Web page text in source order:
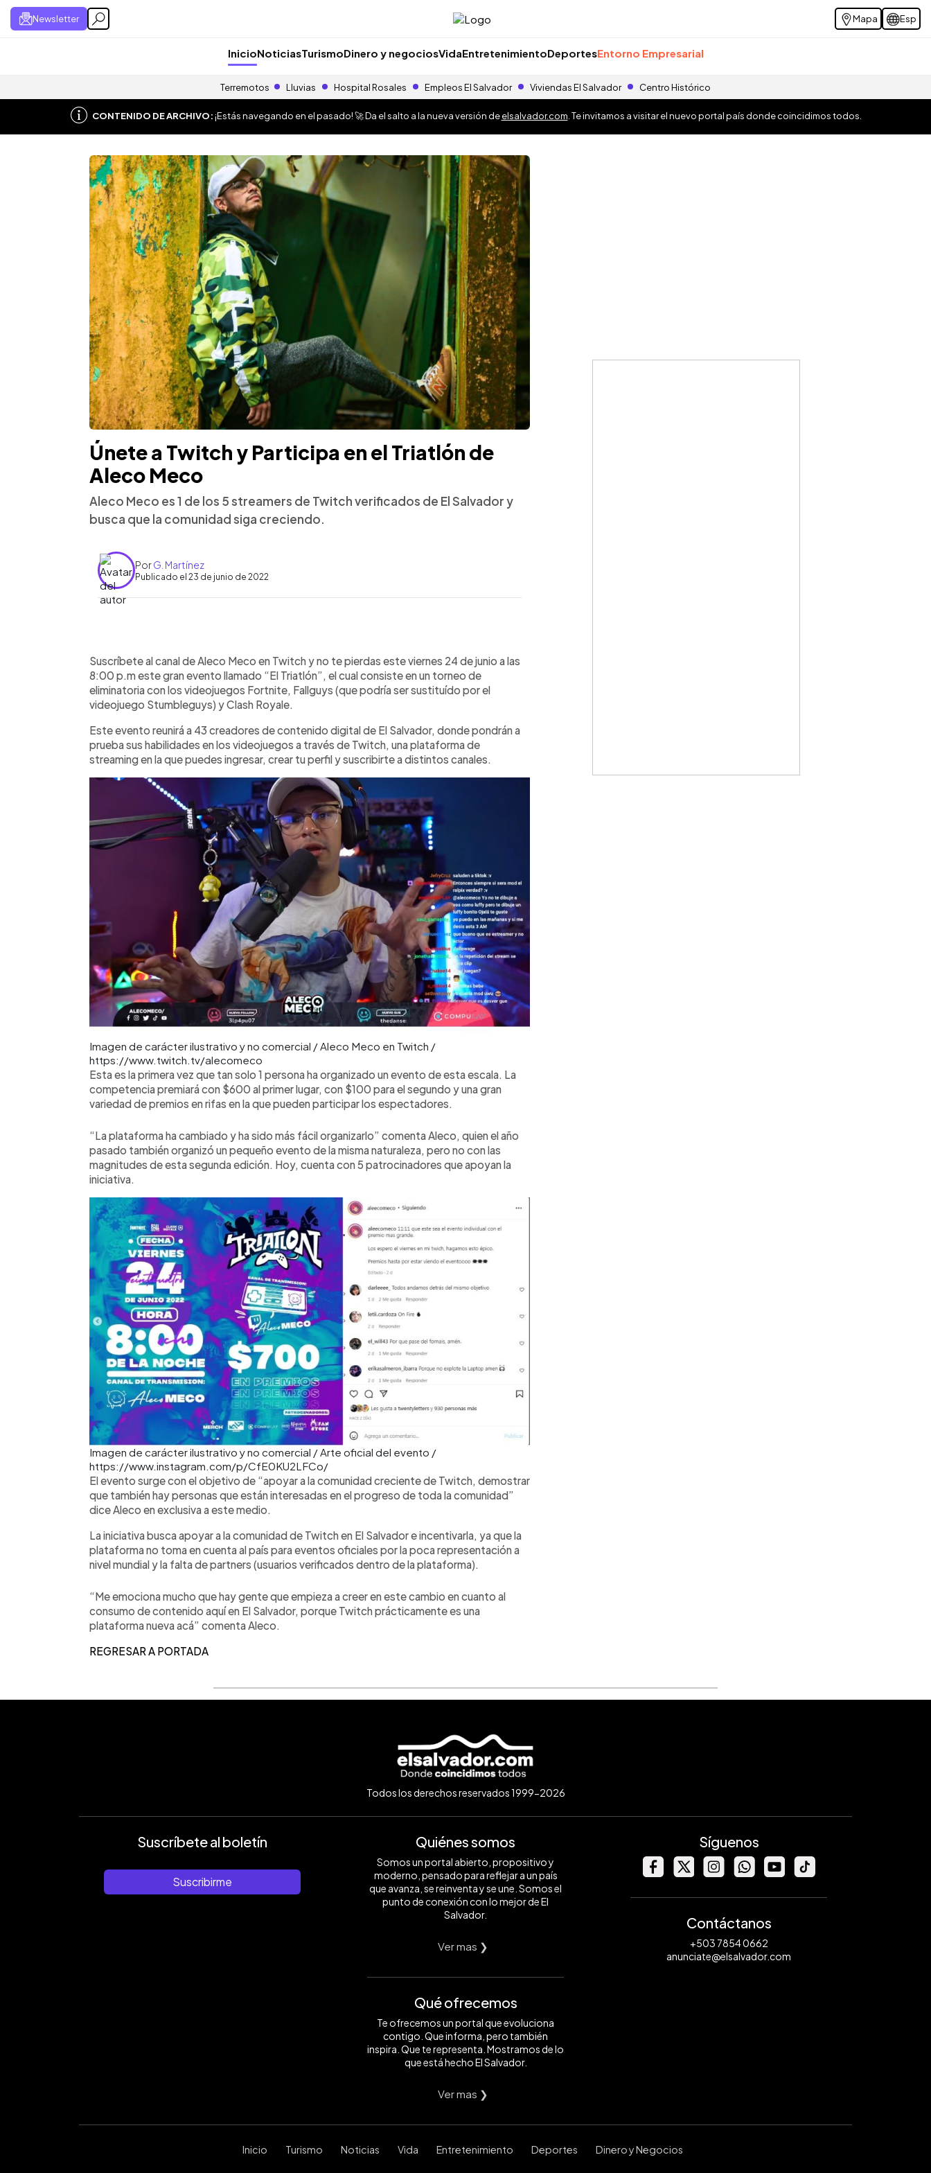
Newsletter Mapa Esp
InicioNoticiasTurismoDinero y negociosVidaEntretenimientoDeportesEntorno Empresarial
Terremotos Lluvias Hospital Rosales Empleos El Salvador Viviendas El Salvador Centro Histórico
CONTENIDO DE ARCHIVO:¡Estás navegando en el pasado! 🚀 Da el salto a la nueva versión deelsalvador.com . Te invitamos a visitar el nuevo portal país donde coincidimos todos.
Únete a Twitch y Participa en el Triatlón de
Aleco Meco
Aleco Meco es 1 de los 5 streamers de Twitch verificados de El Salvador y
busca que la comunidad siga creciendo.
PorG. Martínez
Publicado el 23 de junio de 2022
► Escuchar artículo
Suscríbete al canal de Aleco Meco en Twitch y no te pierdas este viernes 24 de junio a las
8:00 p.m este gran evento llamado “El Triatlón”, el cual consiste en un torneo de
eliminatoria con los videojuegos Fortnite, Fallguys (que podría ser sustituído por el
videojuego Stumbleguys) y Clash Royale.
Este evento reunirá a 43 creadores de contenido digital de El Salvador, donde pondrán a
prueba sus habilidades en los videojuegos a través de Twitch, una plataforma de
streaming en la que puedes ingresar, crear tu perfil y suscribirte a distintos canales.
Imagen de carácter ilustrativo y no comercial / Aleco Meco en Twitch /
https://www.twitch.tv/alecomeco
Esta es la primera vez que tan solo 1 persona ha organizado un evento de esta escala. La
competencia premiará con $600 al primer lugar, con $100 para el segundo y una gran
variedad de premios en rifas en la que pueden participar los espectadores.
“La plataforma ha cambiado y ha sido más fácil organizarlo” comenta Aleco, quien el año
pasado también organizó un pequeño evento de la misma naturaleza, pero no con las
magnitudes de esta segunda edición. Hoy, cuenta con 5 patrocinadores que apoyan la
iniciativa.
Imagen de carácter ilustrativo y no comercial / Arte oficial del evento /
https://www.instagram.com/p/CfE0KU2LFCo/
El evento surge con el objetivo de “apoyar a la comunidad creciente de Twitch, demostrar
que también hay personas que están interesadas en el progreso de toda la comunidad”
dice Aleco en exclusiva a este medio.
La iniciativa busca apoyar a la comunidad de Twitch en El Salvador e incentivarla, ya que la
plataforma no toma en cuenta al país para eventos oficiales por la poca representación a
nivel mundial y la falta de partners (usuarios verificados dentro de la plataforma).
“Me emociona mucho que hay gente que empieza a creer en este cambio en cuanto al
consumo de contenido aquí en El Salvador, porque Twitch prácticamente es una
plataforma nueva acá” comenta Aleco.
REGRESAR A PORTADA
Todos los derechos reservados 1999-2026
Suscríbete al boletín
Suscribirme
Quiénes somos
Somos un portal abierto, propositivo y
moderno, pensado para reflejar a un país
que avanza, se reinventa y se une. Somos el
punto de conexión con lo mejor de El
Salvador.
Ver mas ❯
Qué ofrecemos
Te ofrecemos un portal que evoluciona
contigo. Que informa, pero también
inspira. Que te representa. Mostramos de lo
que está hecho El Salvador.
Ver mas ❯
Síguenos
Contáctanos
+503 7854 0662
anunciate@elsalvador.com
Inicio Turismo Noticias Vida Entretenimiento Deportes Dinero y Negocios